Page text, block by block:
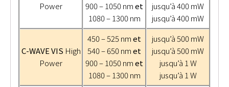
Power
900 – 1050 nmet
1080 – 1300 nm
jusqu’à 400 mW
jusqu’à 400 mW
C-WAVE VIS High
Power
450 – 525 nmet
540 – 650 nmet
900 – 1050 nmet
1080 – 1300 nm
jusqu’à 500 mW
jusqu’à 500 mW
jusqu’à 1 W
jusqu’à 1 W